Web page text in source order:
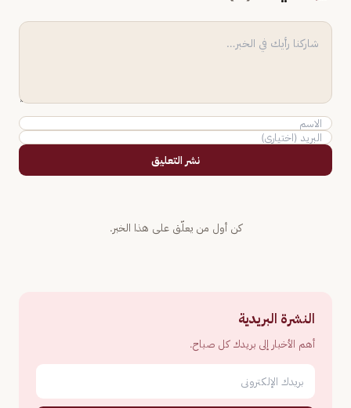
نشر التعليق
كن أول من يعلّق على هذا الخبر.
النشرة البريدية
أهم الأخبار إلى بريدك كل صباح.